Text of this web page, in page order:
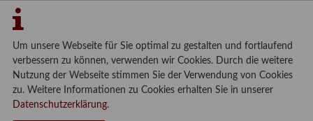
Um unsere Webseite für Sie optimal zu gestalten und fortlaufend
verbessern zu können, verwenden wir Cookies. Durch die weitere
Nutzung der Webseite stimmen Sie der Verwendung von Cookies
zu. Weitere Informationen zu Cookies erhalten Sie in unserer
Datenschutzerklärung.